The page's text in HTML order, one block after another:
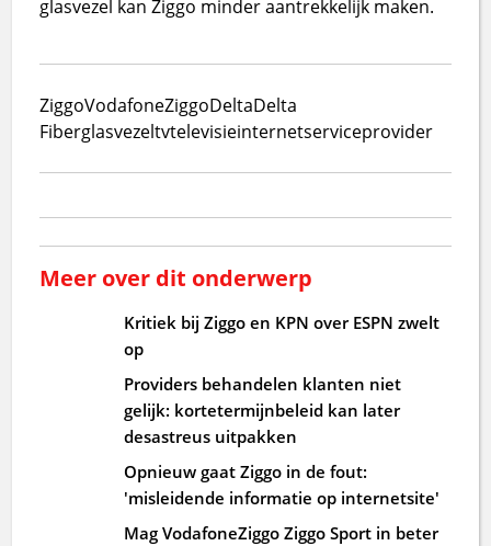
glasvezel kan Ziggo minder aantrekkelijk maken.
ZiggoVodafoneZiggoDeltaDelta
Fiberglasvezeltvtelevisieinternetserviceprovider
Meer over dit onderwerp
Kritiek bij Ziggo en KPN over ESPN zwelt
op
Providers behandelen klanten niet
gelijk: kortetermijnbeleid kan later
desastreus uitpakken
Opnieuw gaat Ziggo in de fout:
'misleidende informatie op internetsite'
Mag VodafoneZiggo Ziggo Sport in beter